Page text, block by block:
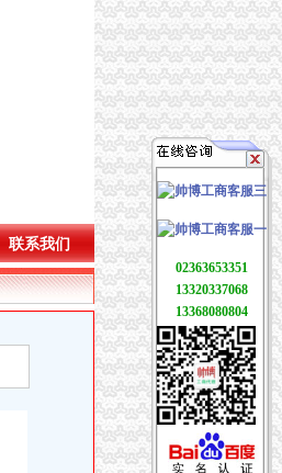
联系我们
02363653351
13320337068
13368080804